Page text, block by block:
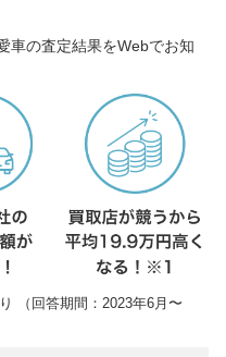
車の査定結果をWebでお知
（回答期間：2023年6月〜